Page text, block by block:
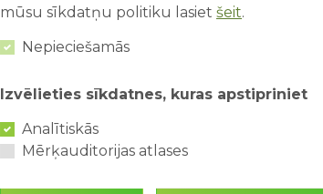
mūsu sīkdatņu politiku lasiet šeit.
Nepieciešamās
Izvēlieties sīkdatnes, kuras apstipriniet
Analītiskās
Mērķauditorijas atlases